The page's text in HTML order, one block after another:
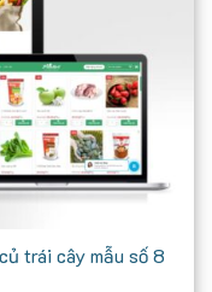
trái cây mẫu số 8